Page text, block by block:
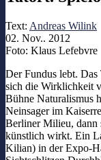
Text: Andreas Wilink
02. Nov.. 2012
Foto: Klaus Lefebvre
Der Fundus lebt. Das
sich die Wirklichkeit
Bühne Naturalismus
Neinsager im
Berliner Milieu, dann
künstlich wirkt. Ein
Kilian) in der Expo-